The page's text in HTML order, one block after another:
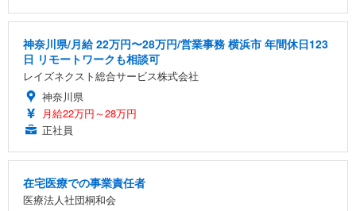
神奈川県/月給 22万円〜28万円/営業事務 横浜市 年間休日123
日 リモートワークも相談可
レイズネクスト総合サービス株式会社
神奈川県
月給22万円～28万円
正社員
在宅医療での事業責任者
医療法人社団桐和会